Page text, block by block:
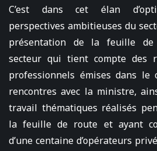
C’est dans cet élan
perspectives ambitieuses du
présentation de la feuille
secteur qui tient compte des
professionnels émises dans le
rencontres avec la ministre,
travail thématiques réalisés
la feuille de route et ayant
d’une centaine d’opérateurs